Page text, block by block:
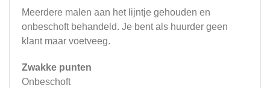
Meerdere malen aan het lijntje gehouden en
onbeschoft behandeld. Je bent als huurder geen
klant maar voetveeg.
Zwakke punten
Onbeschoft